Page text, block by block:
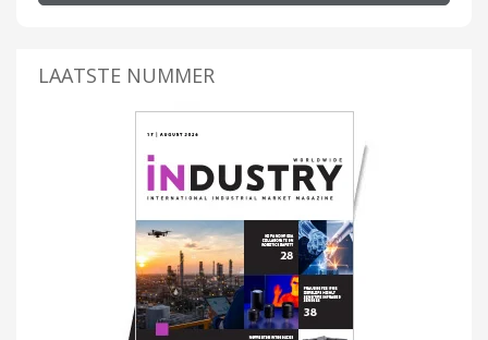
LAATSTE NUMMER